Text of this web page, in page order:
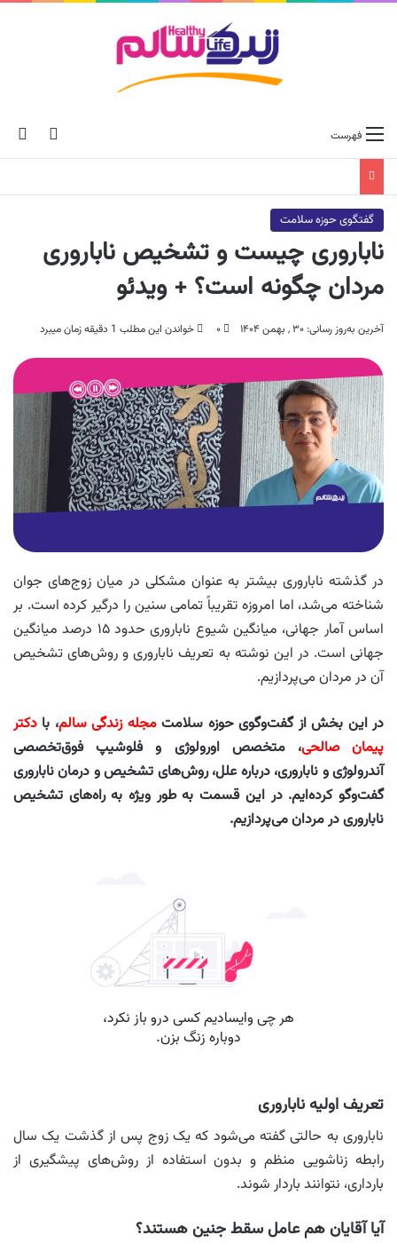
skin فهرست
گفتگوی حوزه سلامت
ناباروری چیست و تشخیص ناباروری
مردان چگونه است؟ + ویدئو
آخرین به‌روز رسانی: ۳۰ , بهمن ۱۴۰۴ ۰ خواندن این مطلب 1 دقیقه زمان میبرد
در گذشته ناباروری بیشتر به عنوان مشکلی در میان زوج‌های جوان
شناخته می‌شد، اما امروزه تقریباً تمامی سنین را درگیر کرده است. بر
اساس آمار جهانی، میانگین شیوع ناباروری حدود ۱۵ درصد میانگین
جهانی است. در این نوشته به تعریف ناباروری و روش‌های تشخیص
آن در مردان می‌پردازیم.
در این بخش از گفت‌وگوی حوزه سلامتمجله زندگی سالم، با دکتر
پیمان صالحی، متخصص اورولوژی و فلوشیپ فوق‌تخصصی
آندرولوژی و ناباروری، درباره علل، روش‌های تشخیص و درمان ناباروری
گفت‌وگو کرده‌ایم. در این قسمت به طور ویژه به راه‌های تشخیص
ناباروری در مردان می‌پردازیم.
تعریف اولیه ناباروری
ناباروری به حالتی گفته می‌شود که یک زوج پس از گذشت یک سال
رابطه زناشویی منظم و بدون استفاده از روش‌های پیشگیری از
بارداری، نتوانند باردار شوند.
آیا آقایان هم عامل سقط جنین هستند؟